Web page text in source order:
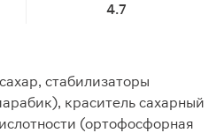
4.7
стабилизаторы
краситель сахарный
(ортофосфорная